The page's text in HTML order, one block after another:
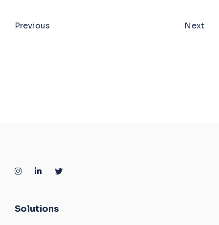
Previous Next
Solutions